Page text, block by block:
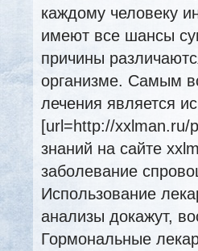
каждому человеку
имеют все шансы
причины
организме. Самым
лечения является
[url=http://xxlman.ru/
знаний на сайте
заболевание
Использование
анализы докажут,
Гормональные